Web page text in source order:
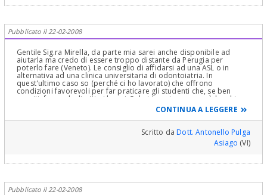
Pubblicato il 22-02-2008
Gentile Sig.ra Mirella, da parte mia sarei anche disponibile ad
aiutarla ma credo di essere troppo distante da Perugia per
poterlo fare (Veneto). Le consiglio di affidarsi ad una ASL o in
alternativa ad una clinica universitaria di odontoiatria. In
quest'ultimo caso so (perché ci ho lavorato) che offrono
condizioni favorevoli per far praticare gli studenti che, se ben
seguiti, fanno degli ottimi lavori. Solo i tempi sono un pò lunghi e
spesso c'è una lista di attesa. Cordiali saluti e buona vita Dott.
CONTINUA A LEGGERE
Scritto daDott. Antonello Pulga
Asiago (VI)
Pubblicato il 22-02-2008